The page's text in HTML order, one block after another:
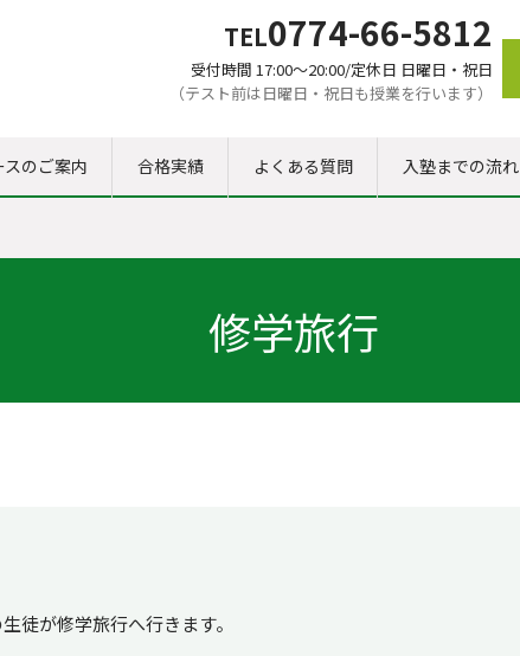
TEL0774-66-5812
受付時間 17:00～20:00/定休日 日曜日・祝日
（テスト前は日曜日・祝日も授業を行います）
スのご案内 合格実績 よくある質問 入塾までの流れ
修学旅行
徒が修学旅行へ行きます。